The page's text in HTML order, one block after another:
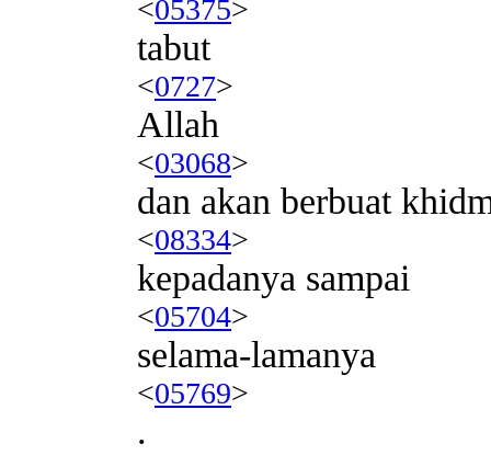
<05375>
tabut
<0727>
Allah
<03068>
dan akan berbuat
<08334>
kepadanya sampai
<05704>
selama-lamanya
<05769>
.